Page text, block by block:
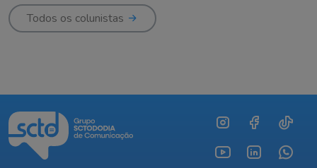
Todos os colunistas